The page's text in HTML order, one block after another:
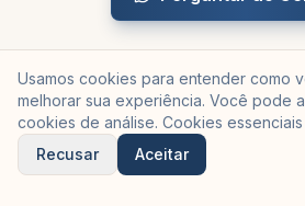
Usamos cookies para entender como
melhorar sua experiência. Você pode
cookies de análise. Cookies
Recusar
Aceitar